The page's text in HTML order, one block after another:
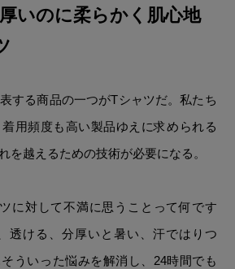
いのに柔らかく肌心地
する商品の一つがTシャツだ。私たち
用頻度も高い製品ゆえに求められる
を越えるための技術が必要になる。
に対して不満に思うことって何です
透ける、分厚いと暑い、汗ではりつ
ういった悩みを解消し、24時間でも